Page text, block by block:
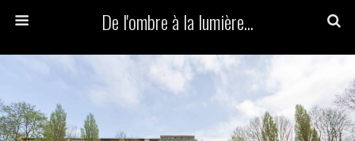
De l'ombre à la lumière...